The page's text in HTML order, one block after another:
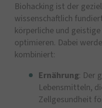
Biohacking ist der
wissenschaftlich
körperliche und
optimieren. Dabei
kombiniert:
Ernährung: Der
Lebensmitteln,
Zellgesundheit